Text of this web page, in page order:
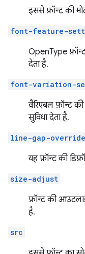
इससे फ़ॉन्ट की
font-feature-
OpenType
देता है.
font-variation-
वैरिएबल फ़ॉन्ट
सुविधा देता है.
line-gap-override
यह फ़ॉन्ट की
size-adjust
फ़ॉन्ट की
है.
src